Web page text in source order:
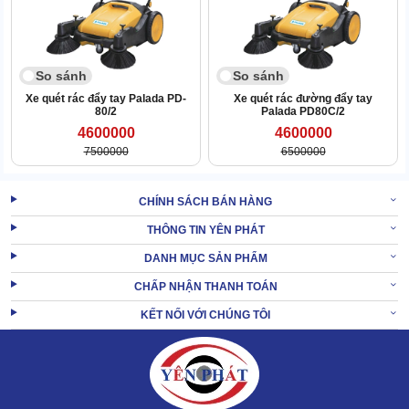
Xe quét rác đường đẩy tay Palada PD-80/1
So sánh
Xe quét rác đẩy tay Palada PD-
80/2
4600000
7500000
So sánh
Xe quét rác đường đẩy tay
Palada PD80C/2
4600000
6500000
CHÍNH SÁCH BÁN HÀNG
THÔNG TIN YÊN PHÁT
DANH MỤC SẢN PHẨM
CHẤP NHẬN THANH TOÁN
KẾT NỐI VỚI CHÚNG TÔI